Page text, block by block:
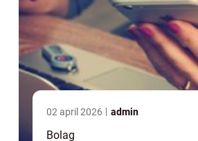
02 april 2026 admin
Bolag